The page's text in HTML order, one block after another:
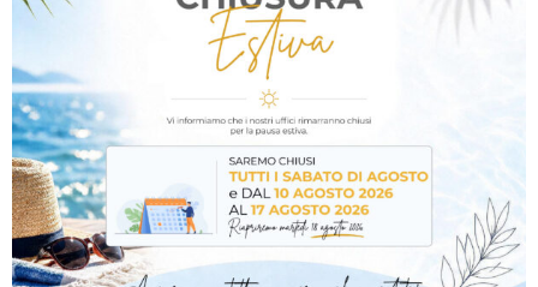
materiali evitando la
formazione di crepe e
fessurazioni nel tempo.
Facile da applicare e da lisciare, garantisce una
finitura uniforme e pulita, ideale per interventi di
sigillatura e rifinitura estetica in edilizia e
ristrutturazione. Una volta asciutto, può essere
verniciato con le più comuni pitture murali per un